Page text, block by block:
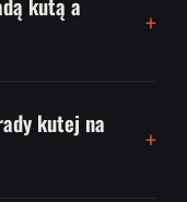
kutej na